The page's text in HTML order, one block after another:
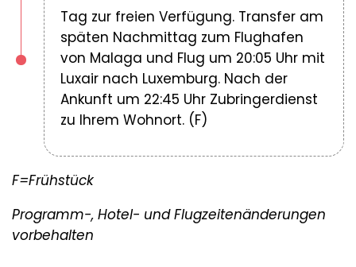
Tag zur freien Verfügung. Transfer am
späten Nachmittag zum Flughafen
von Malaga und Flug um 20:05 Uhr mit
Luxair nach Luxemburg. Nach der
Ankunft um 22:45 Uhr Zubringerdienst
zu Ihrem Wohnort. (F)
F=Frühstück
Programm-, Hotel- und Flugzeitenänderungen
vorbehalten